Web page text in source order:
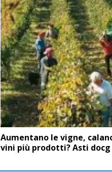
Aumentano le vigne,
vini più prodotti? Asti docg